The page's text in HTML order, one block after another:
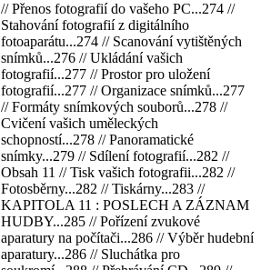
// Přenos fotografií do vašeho PC...274 //
Stahování fotografií z digitálního
fotoaparátu...274 // Scanování vytištěných
snímků...276 // Ukládání vašich
fotografií...277 // Prostor pro uložení
fotografií...277 // Organizace snímků...277
// Formáty snímkových souborů...278 //
Cvičení vašich uměleckých
schopností...278 // Panoramatické
snímky...279 // Sdílení fotografií...282 //
Obsah 11 // Tisk vašich fotografii...282 //
Fotosběrny...282 // Tiskárny...283 //
KAPITOLA 11 : POSLECH A ZÁZNAM
HUDBY...285 // Pořízení zvukové
aparatury na počítači...286 // Výběr hudební
aparatury...286 // Sluchátka pro